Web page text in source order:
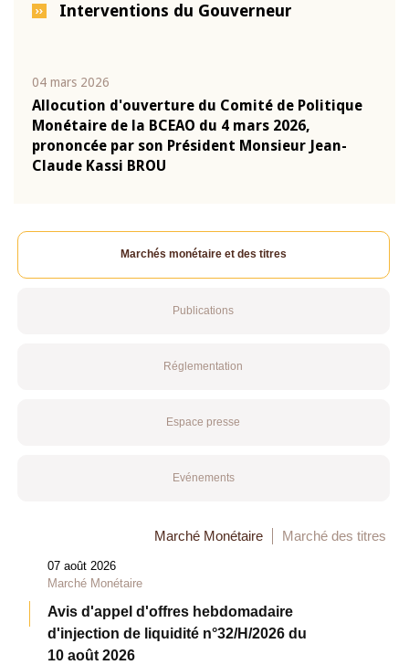
Interventions du Gouverneur
04 mars 2026
Allocution d'ouverture du Comité de Politique
Monétaire de la BCEAO du 4 mars 2026,
prononcée par son Président Monsieur Jean-
Claude Kassi BROU
Marchés monétaire et des titres
Publications
Réglementation
Espace presse
Evénements
Marché Monétaire Marché des titres
07 août 2026
Marché Monétaire
Avis d'appel d'offres hebdomadaire
d'injection de liquidité n°32/H/2026 du
10 août 2026